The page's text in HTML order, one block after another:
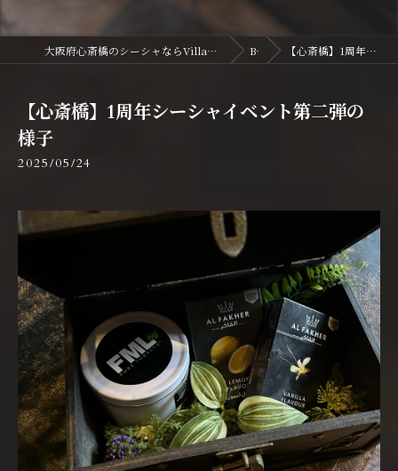
大阪府心斎橋のシーシャならVillange Shisha Shinsaibasi〜ヴィランジュ シーシャ 心斎橋 Blog 【心斎橋】1周年シーシャイベント第二弾の様子
【心斎橋】1周年シーシャイベント第二弾の
様子
2025/05/24